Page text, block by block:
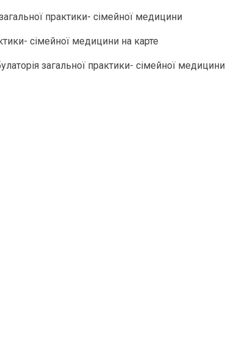
практики- сімейної медицини
сімейної медицини на карте
загальної практики- сімейної медицини